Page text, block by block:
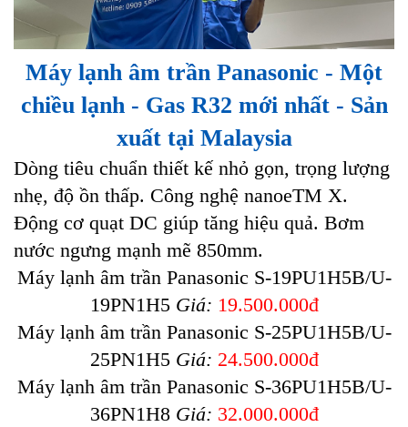
Máy lạnh âm trần Panasonic - Một
chiều lạnh - Gas R32 mới nhất - Sản
xuất tại Malaysia
Dòng tiêu chuẩn thiết kế nhỏ gọn, trọng lượng
nhẹ, độ ồn thấp. Công nghệ nanoeTM X.
Động cơ quạt DC giúp tăng hiệu quả. Bơm
nước ngưng mạnh mẽ 850mm.
Máy lạnh âm trần Panasonic S-19PU1H5B/U-
19PN1H5 Giá: 19.500.000đ
Máy lạnh âm trần Panasonic S-25PU1H5B/U-
25PN1H5 Giá: 24.500.000đ
Máy lạnh âm trần Panasonic S-36PU1H5B/U-
36PN1H8 Giá: 32.000.000đ